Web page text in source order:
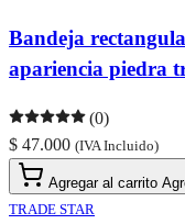
Bandeja
apariencia piedra
(0)
$ 47.000 (IVA Incluido)
Agregar al carrito
TRADE STAR